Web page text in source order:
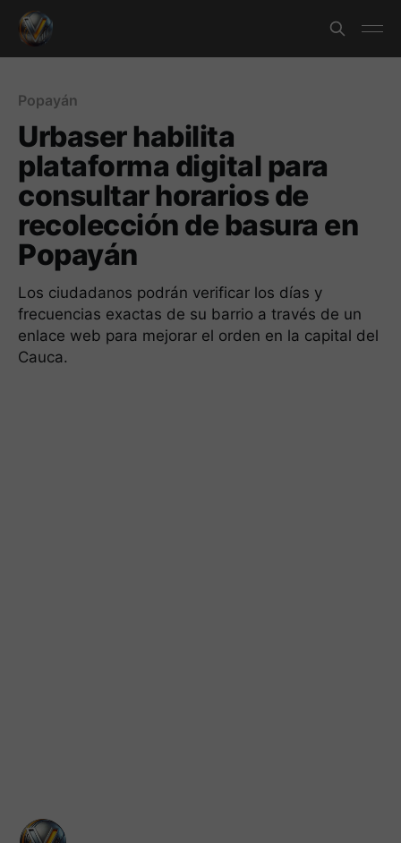
Popayán
Urbaser habilita
plataforma digital para
consultar horarios de
recolección de basura en
Popayán
Los ciudadanos podrán verificar los días y
frecuencias exactas de su barrio a través de un
enlace web para mejorar el orden en la capital del
Cauca.